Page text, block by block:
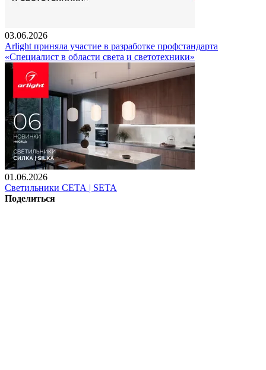
03.06.2026
Arlight приняла участие в разработке профстандарта
«Специалист в области света и светотехники»
01.06.2026
Светильники СЕТА | SETA
Поделиться